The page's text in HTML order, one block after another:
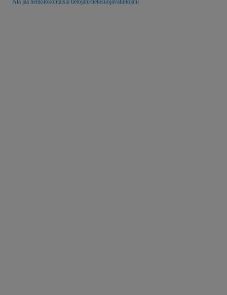
Älä jaa henkilökohtaisia tietojani/tietosuojavalintojani